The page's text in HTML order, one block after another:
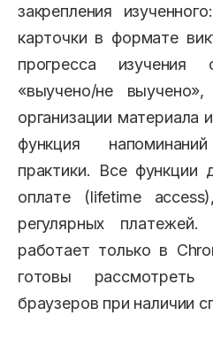
закрепления
карточки в формате
прогресса
«выучено/не
организации материала
функция
практики. Все функции
оплате (lifetime
регулярных
работает только в
готовы
браузеров при наличии